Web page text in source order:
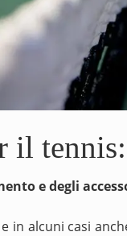
il
e degli
in alcuni casi